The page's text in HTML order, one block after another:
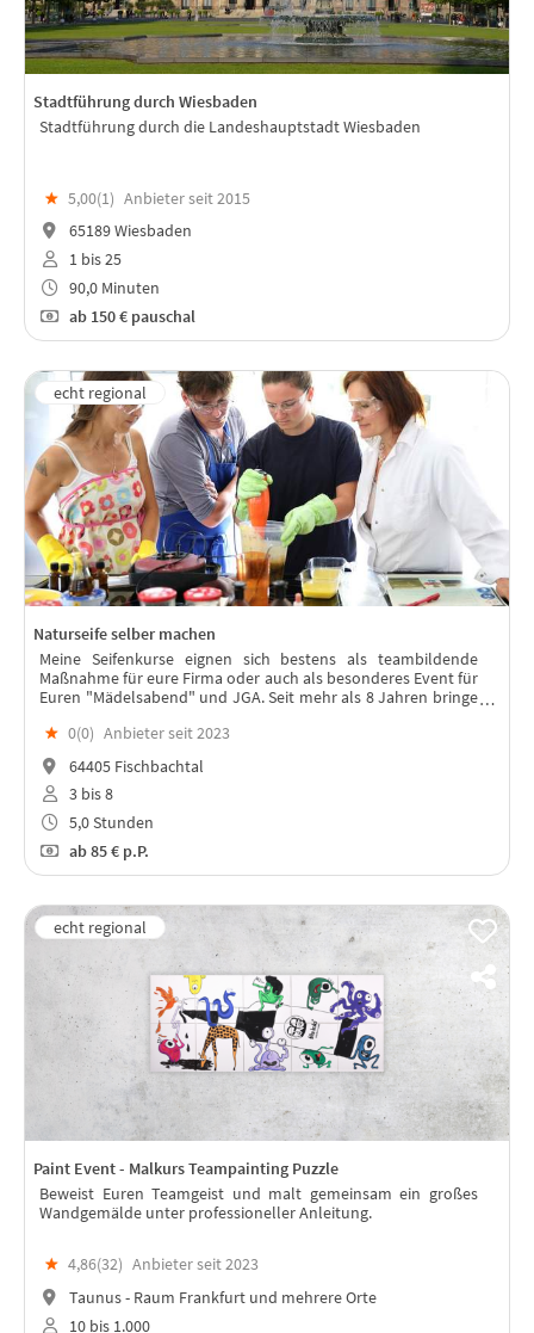
Stadtführung durch Wiesbaden
Stadtführung durch die Landeshauptstadt Wiesbaden
★ 5,00(1) Anbieter seit 2015
65189 Wiesbaden
1 bis 25
90,0 Minuten
ab150 € pauschal
Naturseife selber machen
Meine Seifenkurse eignen sich bestens als teambildende
Maßnahme für eure Firma oder auch als besonderes Event für
Euren "Mädelsabend" und JGA. Seit mehr als 8 Jahren bringe
★ 0(0) Anbieter seit 2023
64405 Fischbachtal
3 bis 8
5,0 Stunden
ab85 € p.P.
Paint Event - Malkurs Teampainting Puzzle
Beweist Euren Teamgeist und malt gemeinsam ein großes
Wandgemälde unter professioneller Anleitung.
★ 4,86(32) Anbieter seit 2023
Taunus - Raum Frankfurt und mehrere Orte
10 bis 1.000